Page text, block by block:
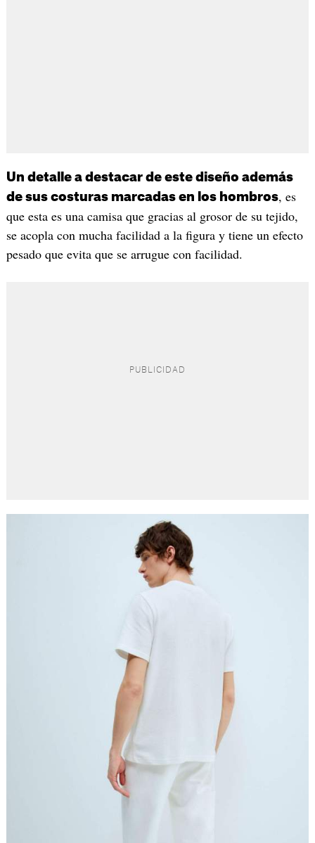
Un detalle a destacar de este diseño además
de sus costuras marcadas en los hombros, es
que esta es una camisa que gracias al grosor de su tejido,
se acopla con mucha facilidad a la figura y tiene un efecto
pesado que evita que se arrugue con facilidad.